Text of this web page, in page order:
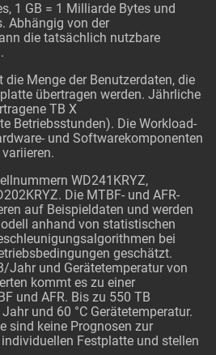
1 GB = 1 Milliarde Bytes und
Abhängig von der
die tatsächlich nutzbare
die Menge der Benutzerdaten, die
übertragen werden. Jährliche
TB X
Betriebsstunden). Die Workload-
und Softwarekomponenten
WD241KRYZ,
Die MTBF- und AFR-
auf Beispieldaten und werden
anhand von statistischen
bei
geschätzt.
Jahr und Gerätetemperatur von
kommt es zu einer
und AFR. Bis zu 550 TB
und 60 °C Gerätetemperatur.
sind keine Prognosen zur
Festplatte und stellen